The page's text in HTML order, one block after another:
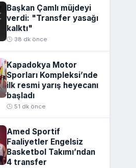
Başkan Çamlı müjdeyi
verdi: "Transfer yasağı
kalktı"
🕒 38 dk önce
Kapadokya Motor
Sporları Kompleksi’nde
ilk resmi yarış heyecanı
başladı
🕒 51 dk önce
Amed Sportif
Faaliyetler Engelsiz
Basketbol Takımı’ndan
4 transfer